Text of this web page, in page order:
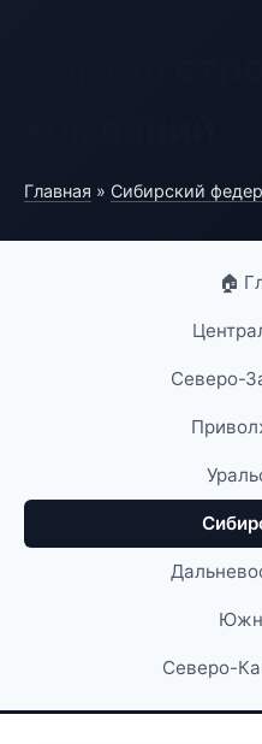
Главная » Сибирский
🏠
Северо-
Северо-